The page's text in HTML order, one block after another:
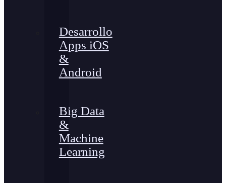
Desarrollo
Apps iOS
&
Android
Big Data
&
Machine
Learning